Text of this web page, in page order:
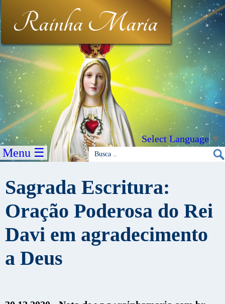
Rainha Maria
Select Language ▼
Menu ☰
Sagrada Escritura:
Oração Poderosa do Rei
Davi em agradecimento
a Deus